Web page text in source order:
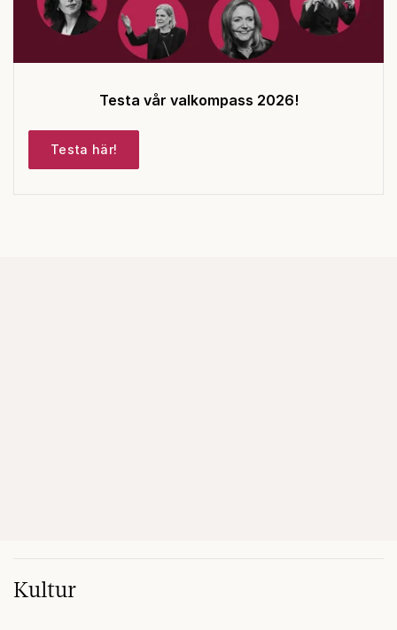
Testa vår valkompass 2026!
Testa här!
Kultur